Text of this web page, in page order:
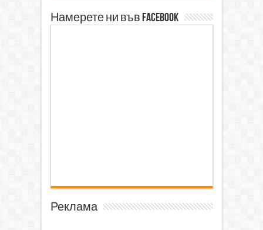
Намерете ни във Facebook
Реклама